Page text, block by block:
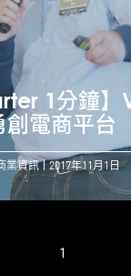
1分鐘
創電商平台
業資訊 2017年11月1日
1